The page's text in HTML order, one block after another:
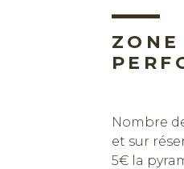
ZONE
Nombre
et sur
5€ la